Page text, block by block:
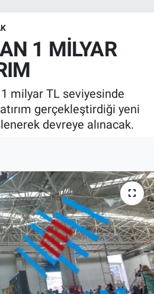
1 MİLYAR
1 milyar TL seviyesinde
gerçekleştirdiği yeni
devreye alınacak.